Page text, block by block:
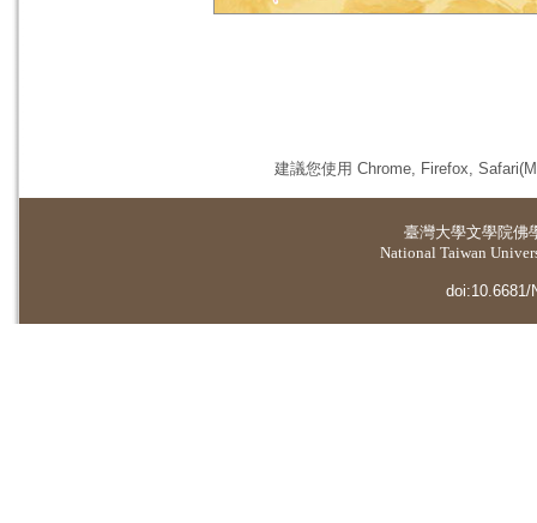
建議您使用 Chrome, Firefox,
臺灣大學文學院佛
National Taiwan
doi:10.6681/